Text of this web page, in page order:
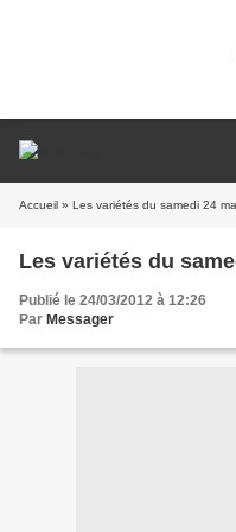
Accueil » Les variétés du samedi 24
Les variétés du
Publié le 24/03/2012 à 12:26
Par Messager